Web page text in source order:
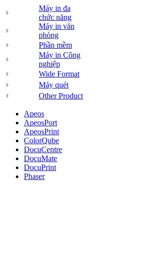
Máy in đa
chức năng
Máy in văn
phòng
Phần mềm
Máy in Công
nghiệp
Wide Format
Máy quét
Other Product
Apeos
ApeosPort
ApeosPrint
ColorQube
DocuCentre
DocuMate
DocuPrint
Phaser